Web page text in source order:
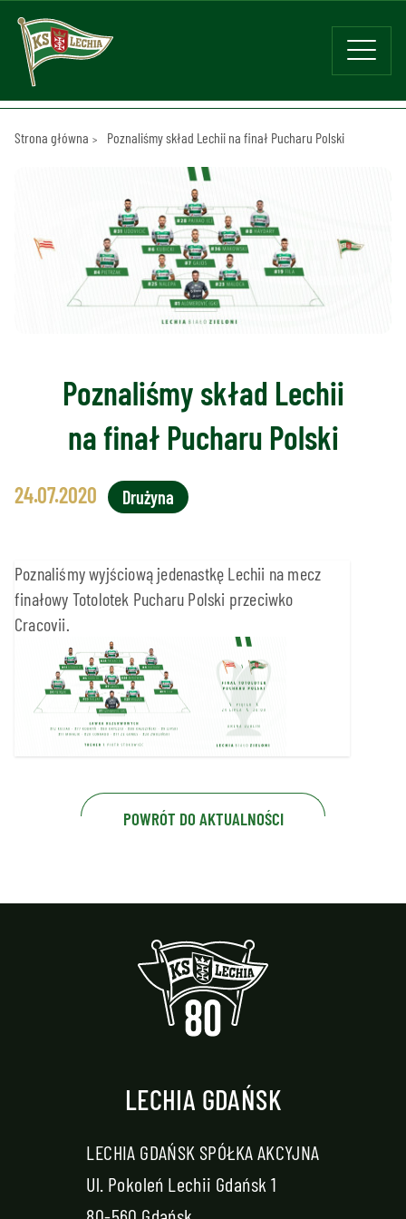
Strona główna Poznaliśmy skład Lechii na finał Pucharu Polski
Poznaliśmy skład Lechii
na finał Pucharu Polski
24.07.2020 Drużyna
Poznaliśmy wyjściową jedenastkę Lechii na mecz
finałowy Totolotek Pucharu Polski przeciwko
Cracovii.
POWRÓT DO AKTUALNOŚCI
LECHIA GDAŃSK
LECHIA GDAŃSK SPÓŁKA AKCYJNA
Ul. Pokoleń Lechii Gdańsk 1